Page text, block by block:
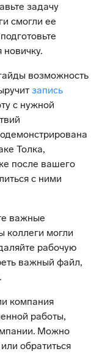
задачу
смогли ее
новичку.
возможность
запись
с нужной
Толка,
после вашего
с ними
важные
коллеги могли
рабочую
важный файл,
компания
работы,
Можно
обратиться